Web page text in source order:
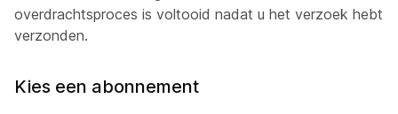
overdrachtsproces is voltooid nadat u het verzoek hebt
verzonden.
Kies een abonnement